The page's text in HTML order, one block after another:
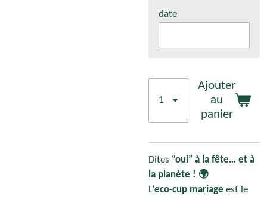
date
Ajouter
au
panier
Dites “oui” à la fête… et à
la planète ! 🌍
L’eco-cup mariage est le